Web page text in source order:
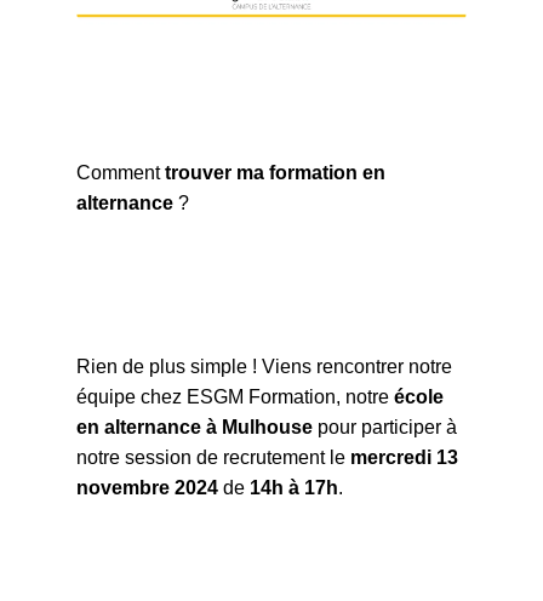
Commenttrouver ma formation en
alternance ?
Rien de plus simple ! Viens rencontrer notre
équipe chez ESGM Formation, notre école
en alternance à Mulhousepour participer à
notre session de recrutement le mercredi 13
novembre 2024de 14h à 17h.